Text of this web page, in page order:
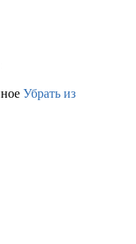
Убрать из